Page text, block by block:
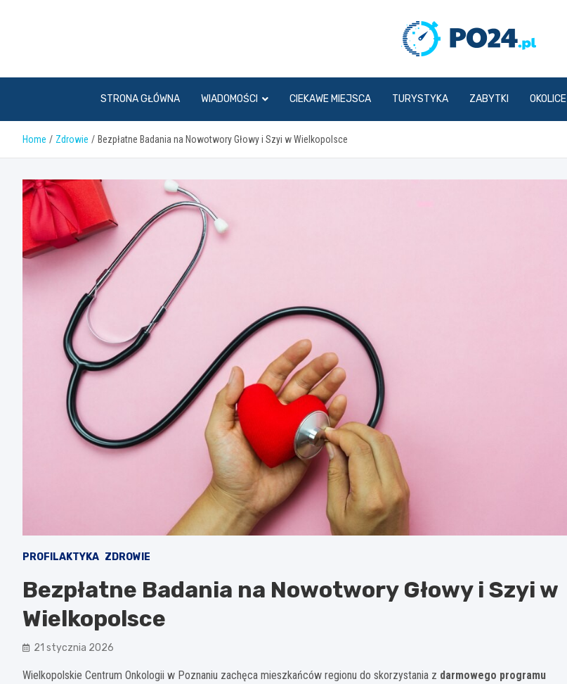
STRONA GŁÓWNA WIADOMOŚCI CIEKAWE MIEJSCA TURYSTYKA ZABYTKI OKOLICE
Home Zdrowie Bezpłatne Badania na Nowotwory Głowy i Szyi w Wielkopolsce
PROFILAKTYKA ZDROWIE
Bezpłatne Badania na Nowotwory Głowy i Szyi w
Wielkopolsce
21 stycznia 2026
Wielkopolskie Centrum Onkologii w Poznaniu zachęca mieszkańców regionu do skorzystania z darmowego programu